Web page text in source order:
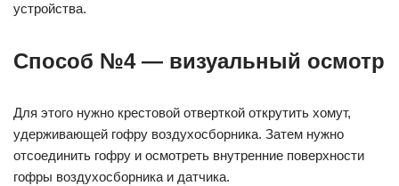
устройства.
Способ №4 — визуальный осмотр
Для этого нужно крестовой отверткой открутить хомут,
удерживающей гофру воздухосборника. Затем нужно
отсоединить гофру и осмотреть внутренние поверхности
гофры воздухосборника и датчика.